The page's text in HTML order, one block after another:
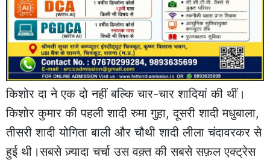
किशोर दा ने एक दो नहीं बल्कि चार-चार शादियां की थीं।
किशोर कुमार की पहली शादी रुमा गुहा, दूसरी शादी मधुबाला,
तीसरी शादी योगिता बाली और चौथी शादी लीला चंदावरकर से
हुई थी।सबसे ज़्यादा चर्चा उस वक़्त की सबसे सफ़ल एक्ट्रेस